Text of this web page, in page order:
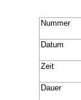
Nummer
Datum
Zeit
Dauer